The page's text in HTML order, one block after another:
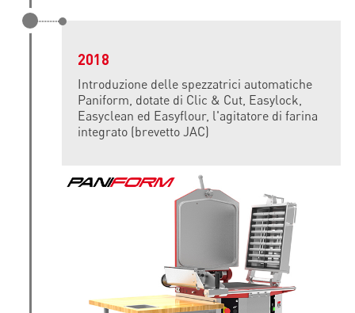
2018
Introduzione delle spezzatrici automatiche
Paniform, dotate di Clic & Cut, Easylock,
Easyclean ed Easyflour, l'agitatore di farina
integrato (brevetto JAC)